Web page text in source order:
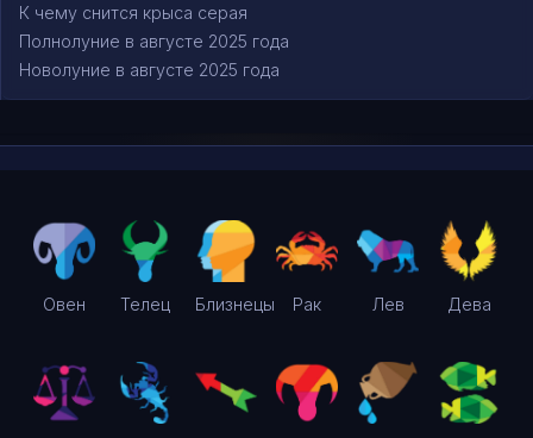
К чему снится крыса серая
Полнолуние в августе 2025 года
Новолуние в августе 2025 года
Овен Телец Близнецы Рак Лев Дева